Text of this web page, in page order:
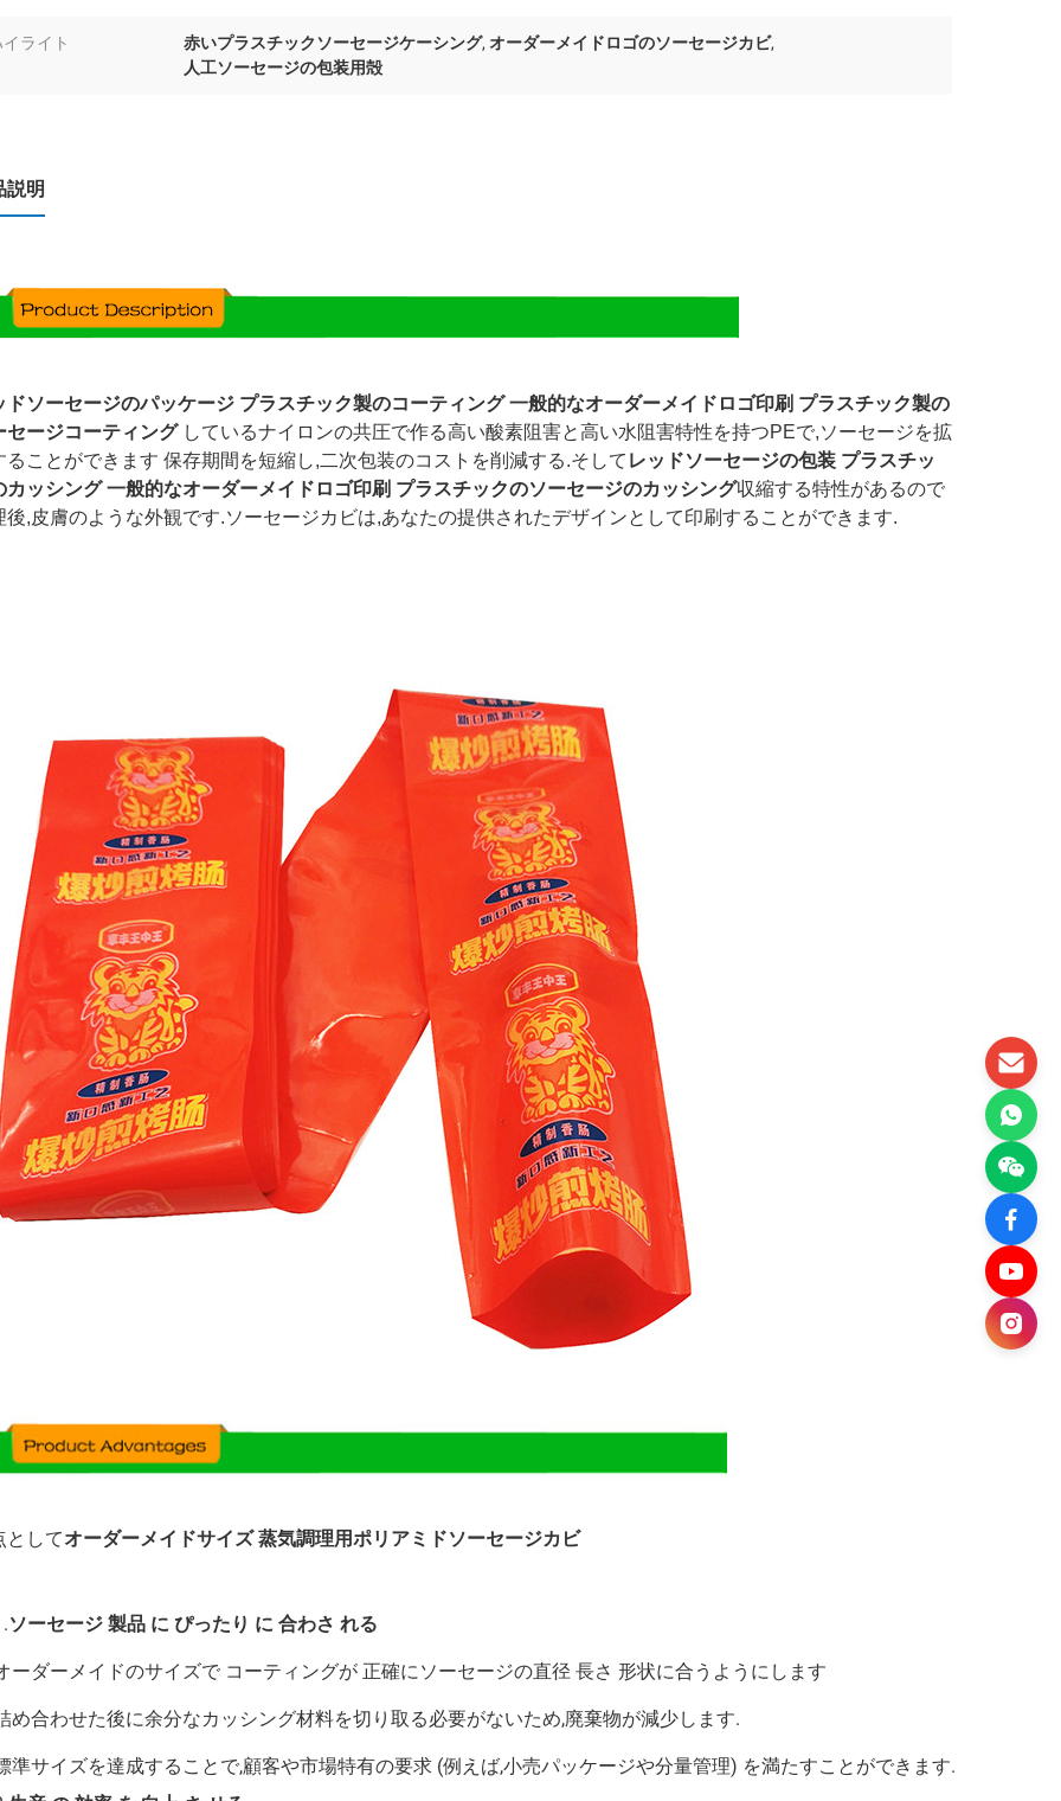
ライト 赤いプラスチックソーセージケーシング, オーダーメイドロゴのソーセージカビ,
人工ソーセージの包装用殻
説明
ドソーセージのパッケージ プラスチック製のコーティング 一般的なオーダーメイドロゴ印刷 プラスチック製の
セージコーティング しているナイロンの共圧で作る高い酸素阻害と高い水阻害特性を持つPEで,ソーセージを拡
ることができます 保存期間を短縮し,二次包装のコストを削減する.そして レッドソーセージの包装 プラスチッ
カッシング 一般的なオーダーメイドロゴ印刷 プラスチックのソーセージのカッシング収縮する特性があるので
後,皮膚のような外観です.ソーセージカビは,あなたの提供されたデザインとして印刷することができます.
としてオーダーメイドサイズ 蒸気調理用ポリアミドソーセージカビ
ソーセージ 製品 に ぴったり に 合わさ れる
ーダーメイドのサイズで コーティングが 正確にソーセージの直径 長さ 形状に合うようにします
め合わせた後に余分なカッシング材料を切り取る必要がないため,廃棄物が減少します.
準サイズを達成することで,顧客や市場特有の要求 (例えば,小売パッケージや分量管理) を満たすことができます.